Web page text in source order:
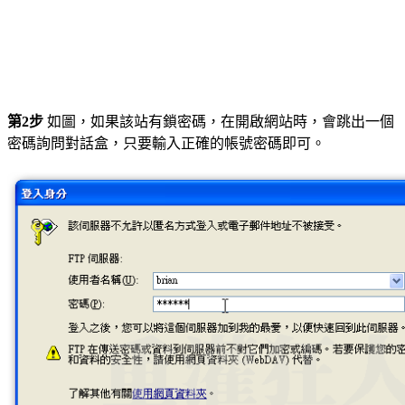
第2步 如圖，如果該站有鎖密碼，在開啟網站時，會跳出一個
密碼詢問對話盒，只要輸入正確的帳號密碼即可。